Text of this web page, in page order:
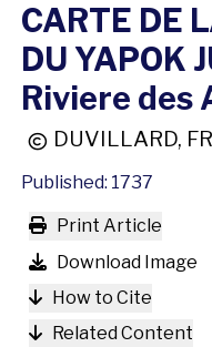
CARTE DE
DU YAPOK
Riviere des
DUVILLARD,
Published: 1737
Print Article
Download Image
How to Cite
Related Content